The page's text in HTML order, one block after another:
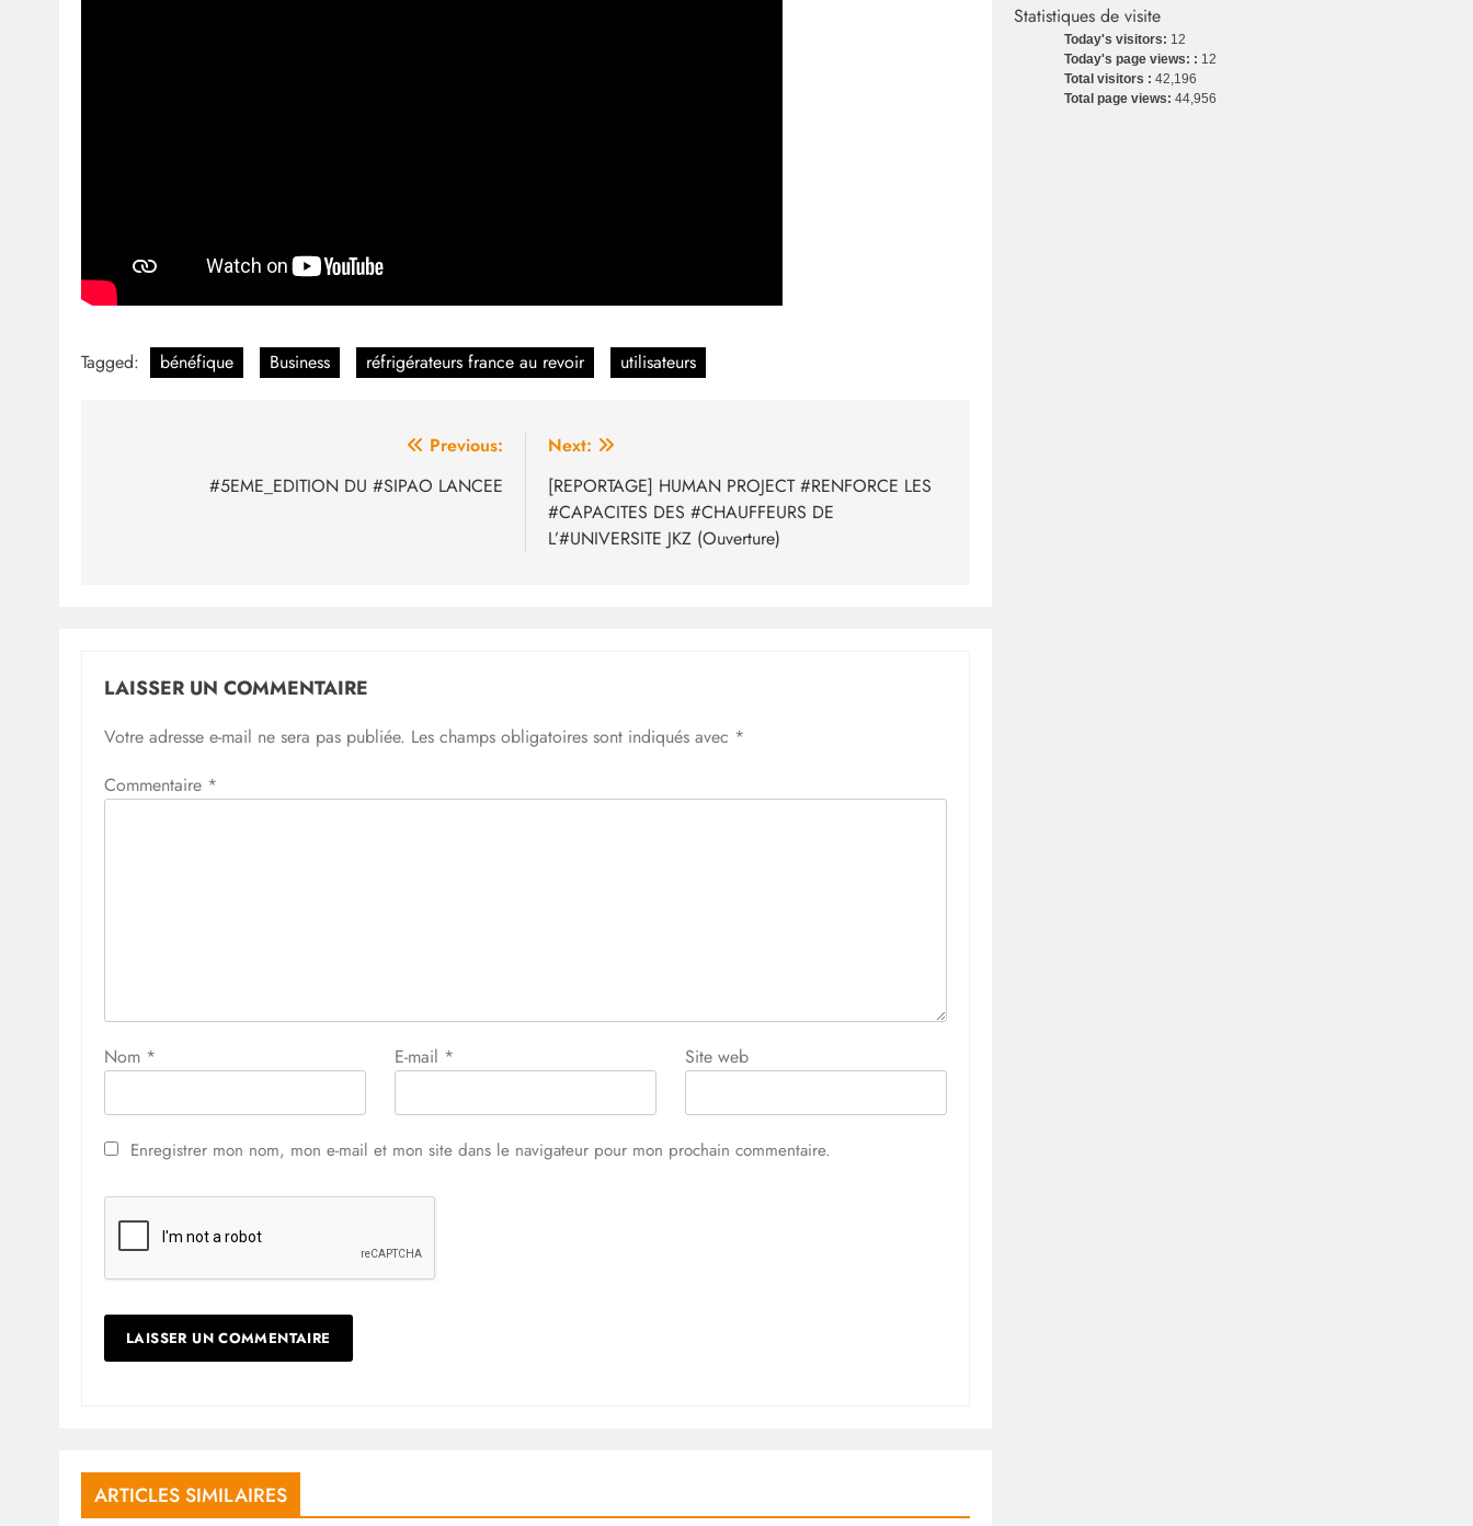
Tagged: bénéfique Business réfrigérateurs france au revoir utilisateurs
Previous:
#5EME_EDITION DU #SIPAO LANCEE
Next:
[REPORTAGE] HUMAN PROJECT #RENFORCE LES
#CAPACITES DES #CHAUFFEURS DE
L’#UNIVERSITE JKZ (Ouverture)
LAISSER UN COMMENTAIRE
Votre adresse e-mail ne sera pas publiée. Les champs obligatoires sont indiqués avec *
Commentaire *
Nom * E-mail * Site web
Enregistrer mon nom, mon e-mail et mon site dans le navigateur pour mon prochain commentaire.
ARTICLES SIMILAIRES
Statistiques de visite
Today's visitors: 12
Today's page views: : 12
Total visitors :42,196
Total page views:44,956